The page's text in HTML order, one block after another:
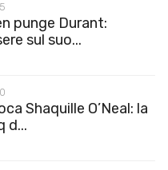
punge Durant:
sul suo...
Shaquille O’Neal: la
d...